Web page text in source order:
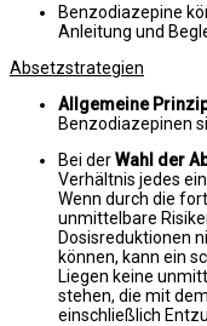
Benzodiazepine
Anleitung und
Absetzstrategien
Allgemeine
Benzodiazepinen
Bei derWahl der
Verhältnis jedes
Wenn durch die
unmittelbare
Dosisreduktionen
können, kann ein
Liegen keine
stehen, die mit
einschließlich